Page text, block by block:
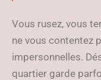
Vous rusez, vous
ne vous contentez
impersonnelles.
quartier garde